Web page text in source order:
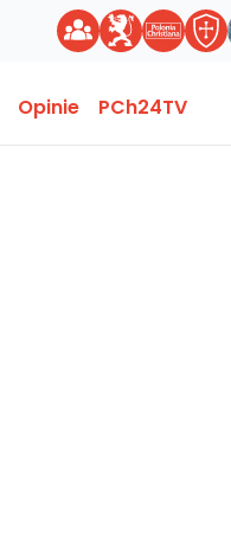
Opinie PCh24TV